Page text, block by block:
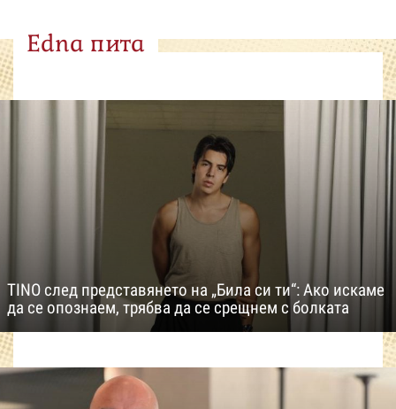
Edna пита
TINO след представянето на „Била си ти“: Ако искаме
да се опознаем, трябва да се срещнем с болката